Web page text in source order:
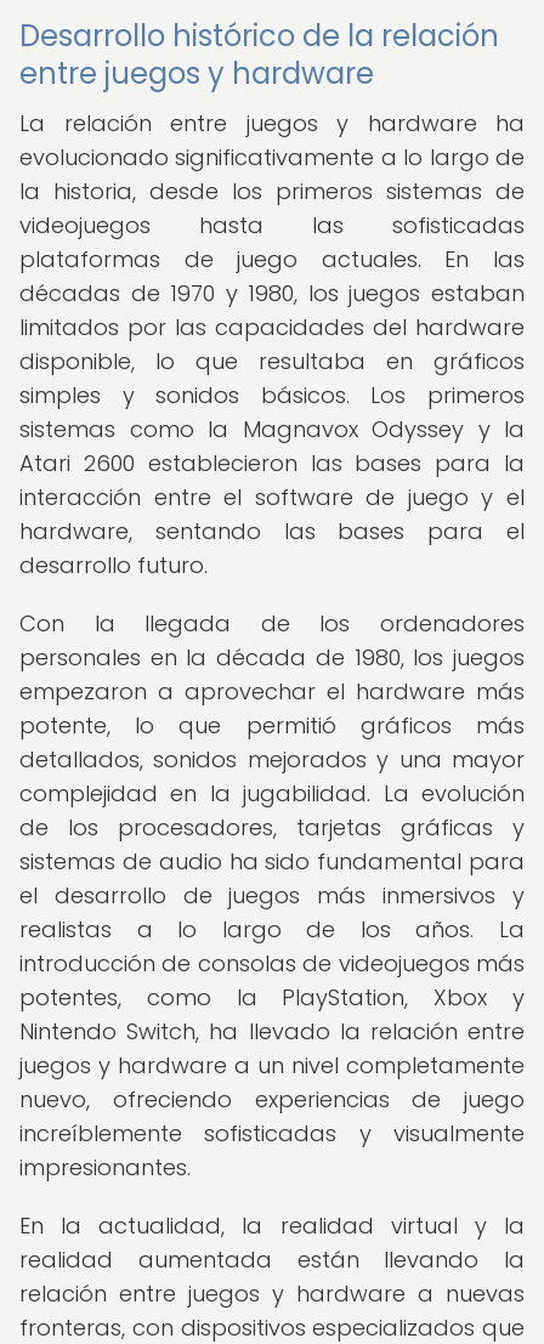
Desarrollo histórico de la relación
entre juegos y hardware
La relación entre juegos y hardware ha
evolucionado significativamente a lo largo de
la historia, desde los primeros sistemas de
videojuegos hasta las sofisticadas
plataformas de juego actuales. En las
décadas de 1970 y 1980, los juegos estaban
limitados por las capacidades del hardware
disponible, lo que resultaba en gráficos
simples y sonidos básicos. Los primeros
sistemas como la Magnavox Odyssey y la
Atari 2600 establecieron las bases para la
interacción entre el software de juego y el
hardware, sentando las bases para el
desarrollo futuro.
Con la llegada de los ordenadores
personales en la década de 1980, los juegos
empezaron a aprovechar el hardware más
potente, lo que permitió gráficos más
detallados, sonidos mejorados y una mayor
complejidad en la jugabilidad. La evolución
de los procesadores, tarjetas gráficas y
sistemas de audio ha sido fundamental para
el desarrollo de juegos más inmersivos y
realistas a lo largo de los años. La
introducción de consolas de videojuegos más
potentes, como la PlayStation, Xbox y
Nintendo Switch, ha llevado la relación entre
juegos y hardware a un nivel completamente
nuevo, ofreciendo experiencias de juego
increíblemente sofisticadas y visualmente
impresionantes.
En la actualidad, la realidad virtual y la
realidad aumentada están llevando la
relación entre juegos y hardware a nuevas
fronteras, con dispositivos especializados que